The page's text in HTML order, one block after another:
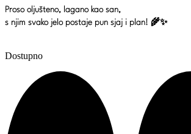
670 KM.603 KM.
Proso oljušteno, lagano kao san,
s njim svako jelo postaje pun sjaj i plan! 🌾✨
Dostupno